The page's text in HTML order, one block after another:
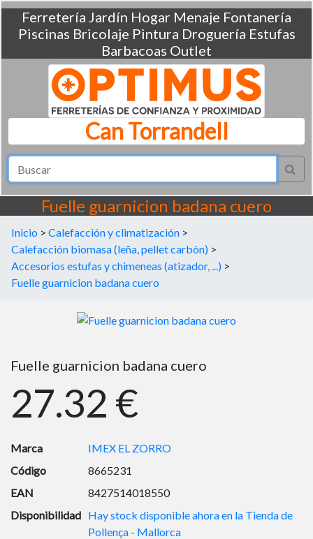
Ferretería Jardín Hogar Menaje Fontanería
Piscinas Bricolaje Pintura Droguería Estufas
Barbacoas Outlet
Can Torrandell
Fuelle guarnicion badana cuero
Inicio > Calefacción y climatización >
Calefacción biomasa (leña, pellet carbón) >
Accesorios estufas y chimeneas (atizador, ...) >
Fuelle guarnicion badana cuero
Fuelle guarnicion badana cuero
27.32 €
Marca
IMEX EL ZORRO
Código
8665231
EAN
8427514018550
Disponibilidad Hay stock disponible ahora en la Tienda de
Pollença - Mallorca